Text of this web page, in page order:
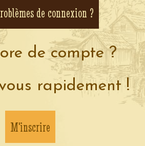
de connexion ?
de compte ?
rapidement !
M'inscrire